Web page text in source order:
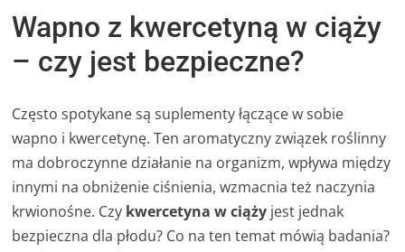
Wapno z kwercetyną w ciąży
– czy jest bezpieczne?
Często spotykane są suplementy łączące w sobie
wapno i kwercetynę. Ten aromatyczny związek roślinny
ma dobroczynne działanie na organizm, wpływa między
innymi na obniżenie ciśnienia, wzmacnia też naczynia
krwionośne. Czy kwercetyna w ciąży jest jednak
bezpieczna dla płodu? Co na ten temat mówią badania?